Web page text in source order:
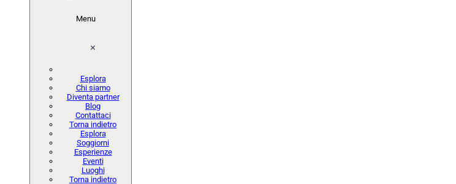
Menu
Esplora
Chi siamo
Diventa partner
Blog
Contattaci
Torna indietro
Esplora
Soggiorni
Esperienze
Eventi
Luoghi
Torna indietro